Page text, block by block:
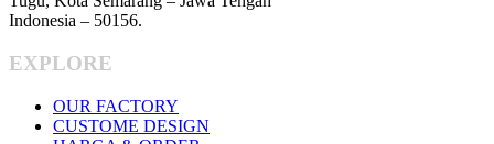
Indonesia – 50156.
EXPLORE
OUR FACTORY
CUSTOME DESIGN